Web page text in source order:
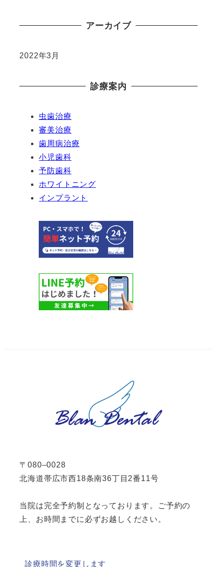
アーカイブ
2022年3月
診療案内
虫歯治療
審美治療
歯周病治療
小児歯科
予防歯科
ホワイトニング
インプラント
〒080–0028
北海道帯広市西18条南36丁目2番11号
当院は完全予約制となっております。ご予約の
上、お時間までに必ずお越しください。
診療時間を変更します